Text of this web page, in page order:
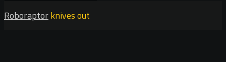
Roboraptorknives out